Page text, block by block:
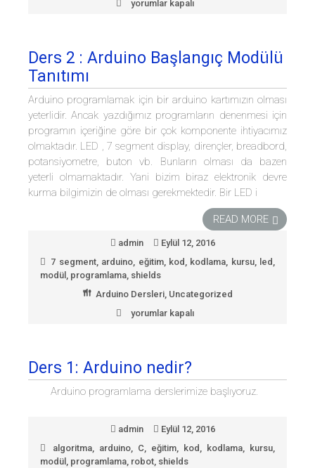
ARDUINO
yorumlar kapalı
Ders 2 : Arduino Başlangıç Modülü
Tanıtımı
Arduino programlamak için bir arduino kartımızın olması
yeterlidir. Ancak yazdığımız programların denenmesi için
programın içeriğine göre bir çok komponente ihtiyacımız
olmaktadır. LED , 7 segment display, dirençler, breadbord,
potansiyometre, buton vb. Bunların olması da bazen
yeterli olmamaktadır. Yani bizim biraz elektronik devre
kurma bilgimizin de olması gerekmektedir. Bir LED i
READ MORE
admin
Eylül 12, 2016
7 segment, arduino, eğitim, kod , kodlama, kursu, led ,
modül , programlama, shields
Arduino Dersleri, Uncategorized
Ders
Başlangıç
Modülü
Tanıtımı
yorumlar kapalı
Ders 1: Arduino nedir?
Arduino programlama derslerimize başlıyoruz.
admin
Eylül 12, 2016
algoritma, arduino, C, eğitim, kod , kodlama, kursu,
modül , programlama, robot, shields